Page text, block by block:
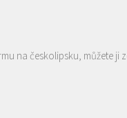
na českolipsku, můžete ji